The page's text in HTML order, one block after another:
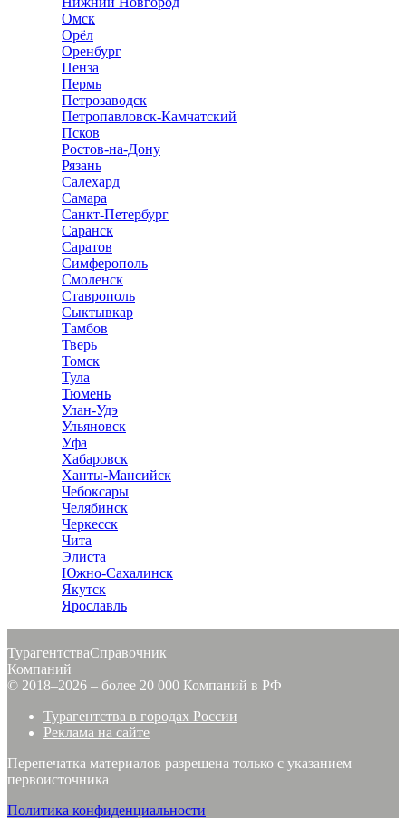
Омск
Орёл
Оренбург
Пенза
Пермь
Петрозаводск
Петропавловск-Камчатский
Псков
Ростов-на-Дону
Рязань
Салехард
Самара
Санкт-Петербург
Саранск
Саратов
Симферополь
Смоленск
Ставрополь
Сыктывкар
Тамбов
Тверь
Томск
Тула
Тюмень
Улан-Удэ
Ульяновск
Уфа
Хабаровск
Ханты-Мансийск
Чебоксары
Челябинск
Черкесск
Чита
Элиста
Южно-Сахалинск
Якутск
Ярославль
ТурагентстваСправочник
Компаний
© 2018–2026 – более 20 000 Компаний в РФ
Турагентства в городах России
Реклама на сайте
Перепечатка материалов разрешена только с указанием
первоисточника
Политика конфиденциальности